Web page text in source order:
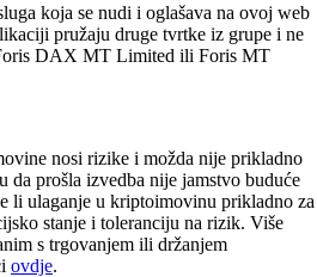
koja se nudi i oglašava na ovoj web
pružaju druge tvrtke iz grupe i ne
DAX MT Limited ili Foris MT
nosi rizike i možda nije prikladno
da prošla izvedba nije jamstvo buduće
li ulaganje u kriptoimovinu prikladno za
stanje i toleranciju na rizik. Više
s trgovanjem ili držanjem
ovdje.